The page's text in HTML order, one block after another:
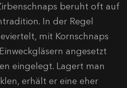
beruht oft auf
In der Regel
mit Kornschnaps
angesetzt
eingelegt. Lagert man
erhält er eine eher